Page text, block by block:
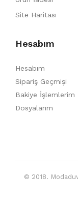
Site Haritası
Hesabım
Hesabım
Sipariş Geçmişi
Bakiye İşlemlerim
Dosyalarım
© 2018.